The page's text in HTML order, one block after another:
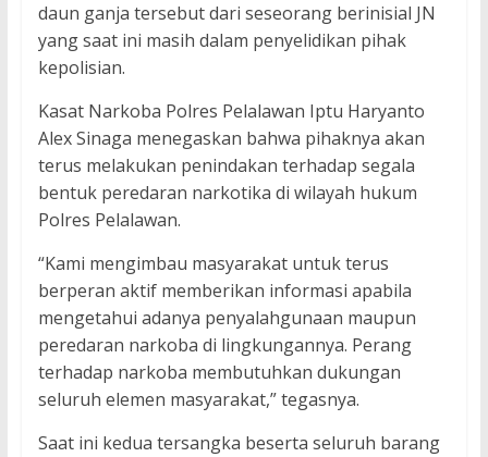
daun ganja tersebut dari seseorang berinisial JN
yang saat ini masih dalam penyelidikan pihak
kepolisian.
Kasat Narkoba Polres Pelalawan Iptu Haryanto
Alex Sinaga menegaskan bahwa pihaknya akan
terus melakukan penindakan terhadap segala
bentuk peredaran narkotika di wilayah hukum
Polres Pelalawan.
“Kami mengimbau masyarakat untuk terus
berperan aktif memberikan informasi apabila
mengetahui adanya penyalahgunaan maupun
peredaran narkoba di lingkungannya. Perang
terhadap narkoba membutuhkan dukungan
seluruh elemen masyarakat,” tegasnya.
Saat ini kedua tersangka beserta seluruh barang